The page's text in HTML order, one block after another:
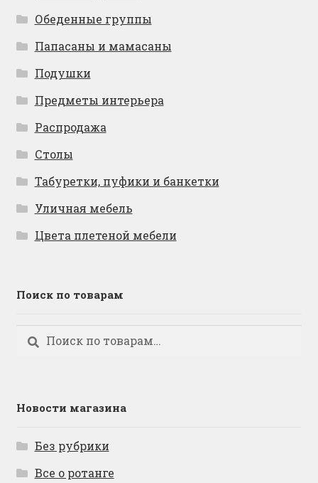
Обеденные группы
Папасаны и мамасаны
Подушки
Предметы интерьера
Распродажа
Столы
Табуретки, пуфики и банкетки
Уличная мебель
Цвета плетеной мебели
Поиск по товарам
Искать:
Поиск
Новости магазина
Без рубрики
Все о ротанге